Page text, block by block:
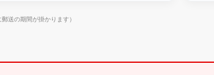
送の期間が掛かります）